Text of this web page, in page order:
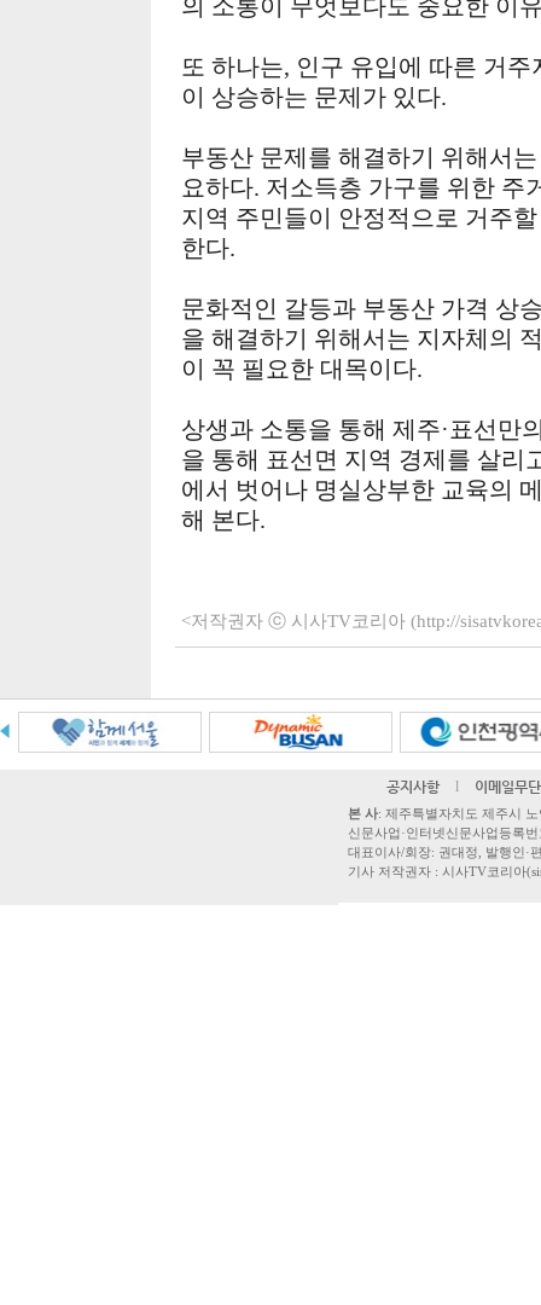
의 소통이 무엇보다도 중요한 이
또 하나는, 인구 유입에 따른 거
이 상승하는 문제가 있다.
부동산 문제를 해결하기 위해서
요하다. 저소득층 가구를 위한 주
지역 주민들이 안정적으로 거주
한다.
문화적인 갈등과 부동산 가격 상
을 해결하기 위해서는 지자체의
이 꼭 필요한 대목이다.
상생과 소통을 통해 제주·표선만
을 통해 표선면 지역 경제를 살리
에서 벗어나 명실상부한 교육의
해 본다.
<저작권자 ⓒ 시사TV코리아 (http://
공지사항 l 이메일무
본 사: 제주특별자치도 제주시
신문사업·인터넷신문사업등록
대표이사/회장: 권대정, 발행인·
기사 저작권자 : 시사TV코리아